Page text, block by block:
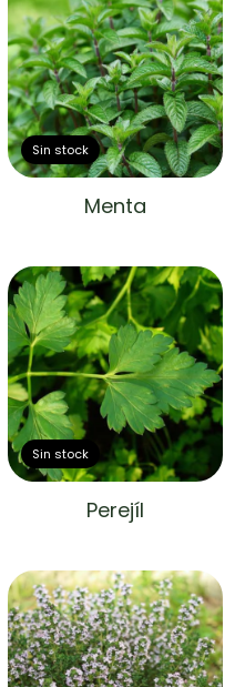
Sin stock
Menta
Sin stock
Perejíl